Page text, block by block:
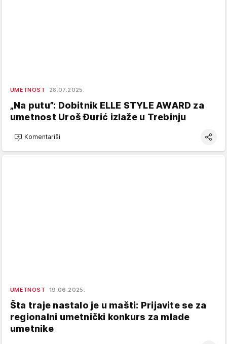
UMETNOST 28.07.2025.
„Na putu”: Dobitnik ELLE STYLE AWARD za
umetnost Uroš Đurić izlaže u Trebinju
Komentariši
UMETNOST 19.06.2025.
Šta traje nastalo je u mašti: Prijavite se za
regionalni umetnički konkurs za mlade
umetnike